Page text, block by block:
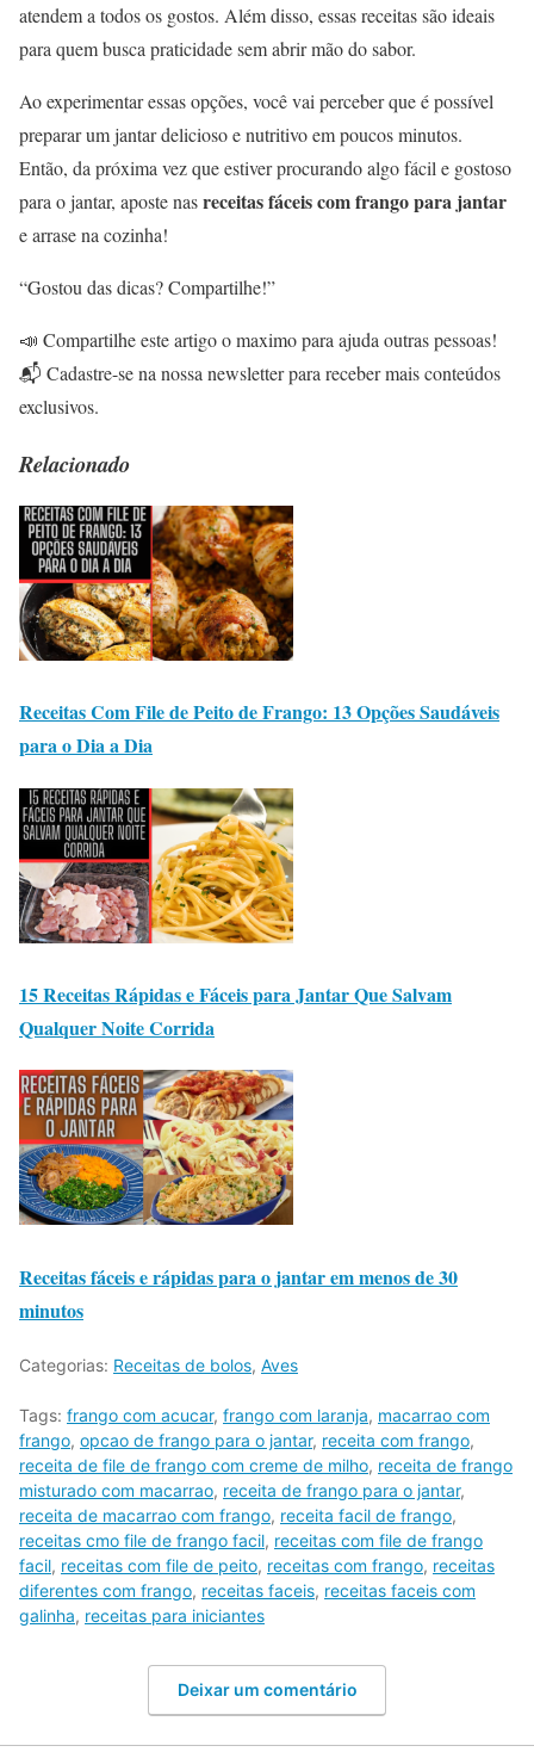
atendem a todos os gostos. Além disso, essas receitas são ideais
para quem busca praticidade sem abrir mão do sabor.
Ao experimentar essas opções, você vai perceber que é possível
preparar um jantar delicioso e nutritivo em poucos minutos.
Então, da próxima vez que estiver procurando algo fácil e gostoso
para o jantar, aposte nasreceitas fáceis com frango para jantar
e arrase na cozinha!
“Gostou das dicas? Compartilhe!”
📣 Compartilhe este artigo o maximo para ajuda outras pessoas!
📬 Cadastre-se na nossa newsletter para receber mais conteúdos
exclusivos.
Relacionado
Receitas Com File de Peito de Frango: 13 Opções Saudáveis
para o Dia a Dia
15 Receitas Rápidas e Fáceis para Jantar Que Salvam
Qualquer Noite Corrida
Receitas fáceis e rápidas para o jantar em menos de 30
minutos
Categorias: Receitas de bolos, Aves
Tags: frango com acucar, frango com laranja, macarrao com
frango, opcao de frango para o jantar, receita com frango,
receita de file de frango com creme de milho, receita de frango
misturado com macarrao, receita de frango para o jantar,
receita de macarrao com frango, receita facil de frango,
receitas cmo file de frango facil, receitas com file de frango
facil, receitas com file de peito, receitas com frango, receitas
diferentes com frango, receitas faceis, receitas faceis com
galinha, receitas para iniciantes
Deixar um comentário